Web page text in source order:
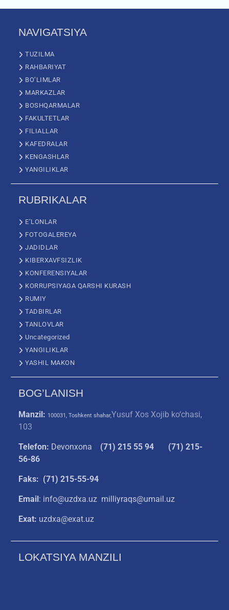
NAVIGATSIYA
TUZILMA
RAHBARIYAT
BO’LIMLAR
MARKAZLAR
BOSHQARMALAR
FAKULTETLAR
FILIALLAR
KAFEDRALAR
KENGASHLAR
YANGILIKLAR
RUBRIKALAR
E’LONLAR
FOTOGALEREYA
JADIDLAR
KIBERXAVFSIZLIK
KONFERENSIYALAR
KORRUPSIYAGA QARSHI KURASH
RUMIY
TADBIRLAR
TANLOVLAR
Uncategorized
YANGILIKLAR
YASHIL MAKON
BOG’LANISH
Manzil: 100031, Toshkent shahar,Yusuf Xos Xojib ko‘chasi,
103
Telefon: Devonxona (71) 215 55 94
(71) 215-
56-86
Faks: (71) 215-55-94
Email: info@uzdxa.uz milliyraqs@umail.uz
Exat: uzdxa@exat.uz
LOKATSIYA MANZILI